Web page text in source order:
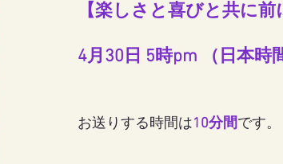
【楽しさと喜びと共に前
4月30日 5時pm （日本時
お送りする時間は10分間です。